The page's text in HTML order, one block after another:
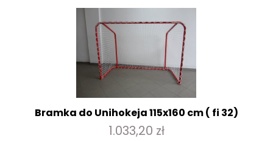
Bramka do Unihokeja 115x160 cm ( fi 32)
1.033,20 zł